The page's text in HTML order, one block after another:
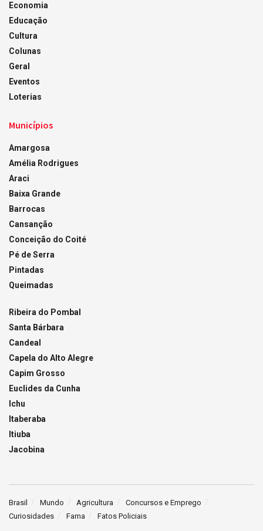
Economia
Educação
Cultura
Colunas
Geral
Eventos
Loterias
Municípios
Amargosa
Amélia Rodrigues
Araci
Baixa Grande
Barrocas
Cansanção
Conceição do Coité
Pé de Serra
Pintadas
Queimadas
Ribeira do Pombal
Santa Bárbara
Candeal
Capela do Alto Alegre
Capim Grosso
Euclides da Cunha
Ichu
Itaberaba
Itiuba
Jacobina
Brasil Mundo Agricultura
Concursos e Emprego
Curiosidades
Fama Fatos Policiais